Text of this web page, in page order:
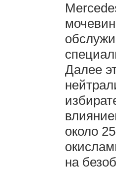
Далее
около
на